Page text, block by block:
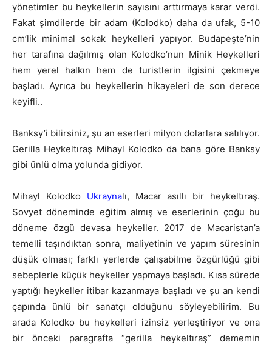
yönetimler bu heykellerin sayısını arttırmaya karar verdi.
Fakat şimdilerde bir adam (Kolodko) daha da ufak, 5-10
cm’lik minimal sokak heykelleri yapıyor. Budapeşte’nin
her tarafına dağılmış olan Kolodko’nun Minik Heykelleri
hem yerel halkın hem de turistlerin ilgisini çekmeye
başladı. Ayrıca bu heykellerin hikayeleri de son derece
keyifli..
Banksy’i bilirsiniz, şu an eserleri milyon dolarlara satılıyor.
Gerilla Heykeltıraş Mihayl Kolodko da bana göre Banksy
gibi ünlü olma yolunda gidiyor.
Mihayl Kolodko Ukraynalı, Macar asıllı bir heykeltıraş.
Sovyet döneminde eğitim almış ve eserlerinin çoğu bu
döneme özgü devasa heykeller. 2017 de Macaristan’a
temelli taşındıktan sonra, maliyetinin ve yapım süresinin
düşük olması; farklı yerlerde çalışabilme özgürlüğü gibi
sebeplerle küçük heykeller yapmaya başladı. Kısa sürede
yaptığı heykeller itibar kazanmaya başladı ve şu an kendi
çapında ünlü bir sanatçı olduğunu söyleyebilirim. Bu
arada Kolodko bu heykelleri izinsiz yerleştiriyor ve ona
bir önceki paragrafta “gerilla heykeltıraş” dememin